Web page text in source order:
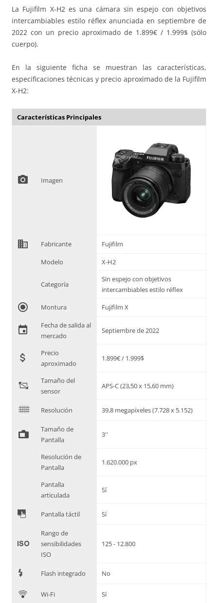
La Fujifilm X-H2 es una cámara sin espejo con objetivos
intercambiables estilo réflex anunciada en septiembre de
2022 con un precio aproximado de 1.899€ / 1.999$ (sólo
cuerpo).
En la siguiente ficha se muestran las características,
especificaciones técnicas y precio aproximado de la Fujifilm
X-H2:
Características Principales
photo_camera Imagen
domain Fabricante Fujifilm
Modelo X-H2
Categoría
Sin espejo con objetivos
intercambiables estilo réflex
radio_button_checked Montura Fujifilm X
event
Fecha de salida al
mercado
Septiembre de 2022
attach_money
Precio
aproximado
1.899€ / 1.999$
"
Tamaño del
sensor
APS-C (23,50 x 15,60 mm)
$ Resolución 39,8 megapíxeles (7.728 x 5.152)
%
Tamaño de
Pantalla
3''
Resolución de
Pantalla
1.620.000 px
Pantalla
articulada
Sí
& Pantalla táctil Sí
'
Rango de
sensibilidades
ISO
125 - 12.800
7 Flash integrado No
C Wi-Fi Sí